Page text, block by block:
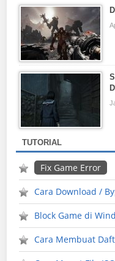
TUTORIAL
Fix Game Error
Cara Download /
Block Game di
Cara Membuat